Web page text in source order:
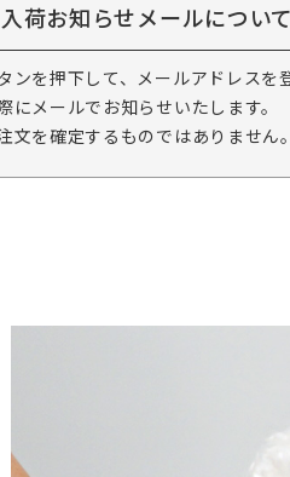
入荷お知らせメールについて
ンを押下して、メールアドレスを
にメールでお知らせいたします。
文を確定するものではありません。